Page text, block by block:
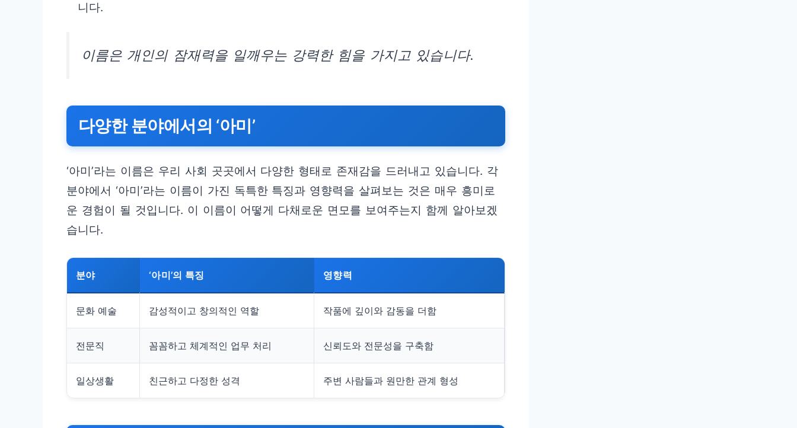
니다.
이름은 개인의 잠재력을 일깨우는 강력한 힘을 가지고 있습니다.
다양한 분야에서의 ‘아미’
‘아미’라는 이름은 우리 사회 곳곳에서 다양한 형태로 존재감을 드러내고 있습니다. 각
분야에서 ‘아미’라는 이름이 가진 독특한 특징과 영향력을 살펴보는 것은 매우 흥미로
운 경험이 될 것입니다. 이 이름이 어떻게 다채로운 면모를 보여주는지 함께 알아보겠
습니다.
분야 ‘아미’의 특징 영향력
문화 예술 감성적이고 창의적인 역할 작품에 깊이와 감동을 더함
전문직 꼼꼼하고 체계적인 업무 처리 신뢰도와 전문성을 구축함
일상생활 친근하고 다정한 성격 주변 사람들과 원만한 관계 형성